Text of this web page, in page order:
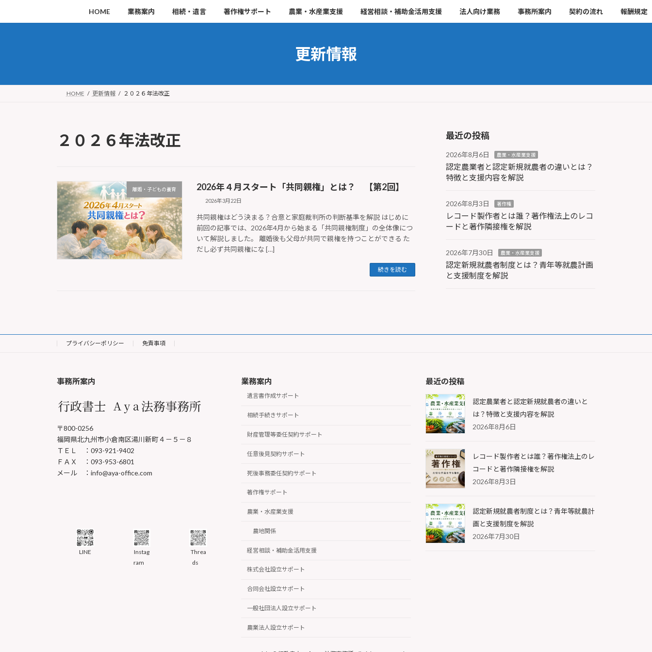
ン
ビ
HOME 業務案内 相続・遺言 著作権サポート 農業・水産業支援 経営相談・補助金活用支援 法人向け業務 事務所案内 契約の流れ 報酬規定
更新情報
HOME 更新情報 ２０２６年法改正
２０２６年法改正
離婚・子どもの養育 2026年４月スタート「共同親権」とは？ 【第2回】
2026年3月22日
共同親権はどう決まる？合意と家庭裁判所の判断基準を解説 はじめに
前回の記事では、2026年4月から始まる「共同親権制度」の全体像につ
いて解説しました。 離婚後も父母が共同で親権を持つことができる た
だし必ず共同親権にな […]
続きを読む
最近の投稿
2026年8月6日 農業・水産業支援
認定農業者と認定新規就農者の違いとは？
特徴と支援内容を解説
2026年8月3日 著作権
レコード製作者とは誰？著作権法上のレコ
ードと著作隣接権を解説
2026年7月30日 農業・水産業支援
認定新規就農者制度とは？青年等就農計画
と支援制度を解説
プライバシーポリシー 免責事項
事務所案内
〒800-0256
福岡県北九州市小倉南区湯川新町４－５－８
ＴＥＬ ：093-921-9402
ＦＡＸ ：093-953-6801
メール ：info@aya-office.com
LINE
Instag
ram
Threa
ds
業務案内
遺言書作成サポート
相続手続きサポート
財産管理等委任契約サポート
任意後見契約サポート
死後事務委任契約サポート
著作権サポート
農業・水産業支援
農地関係
経営相談・補助金活用支援
株式会社設立サポート
合同会社設立サポート
一般社団法人設立サポート
農業法人設立サポート
最近の投稿
認定農業者と認定新規就農者の違いと
は？特徴と支援内容を解説
2026年8月6日
レコード製作者とは誰？著作権法上のレ
コードと著作隣接権を解説
2026年8月3日
認定新規就農者制度とは？青年等就農計
画と支援制度を解説
2026年7月30日